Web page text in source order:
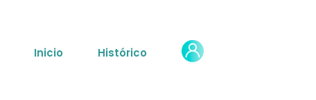
Inicio Histórico